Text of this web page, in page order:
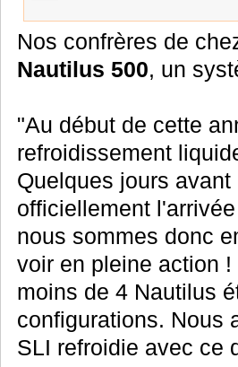
Nos confrères de
Nautilus 500, un
"Au début de cette
refroidissement
Quelques jours
officiellement
nous sommes donc
voir en pleine action
moins de 4 Nautilus
configurations. Nous
SLI refroidie avec ce